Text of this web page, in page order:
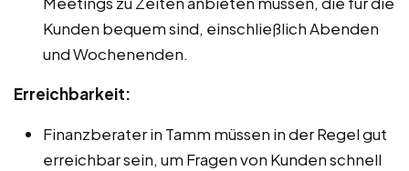
Kunden bequem sind, einschließlich Abenden
und Wochenenden.
Erreichbarkeit:
Finanzberater in Tamm müssen in der Regel gut
erreichbar sein, um Fragen von Kunden schnell